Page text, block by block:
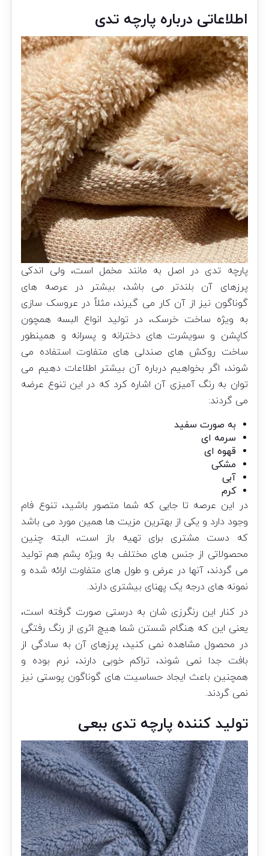
اطلاعاتی درباره پارچه تدی
پارچه تدی در اصل به مانند مخمل است، ولی اندکی
پرزهای آن بلندتر می باشد، بیشتر در عرصه های
گوناگون نیز از آن کار می گیرند، مثلاً در عروسک سازی
به ویژه ساخت خرسک، در تولید انواع البسه همچون
کاپشن و سویشرت های دخترانه و پسرانه و همینطور
ساخت روکش های صندلی های متفاوت استفاده می‌
شوند، اگر بخواهیم درباره آن بیشتر اطلاعات دهیم می
توان به رنگ آمیزی آن اشاره کرد که در این تنوع عرضه
می گردند:
به صورت سفید
سرمه ای
قهوه ای
مشکی
آبی
کرم
در این عرصه تا جایی که شما متصور باشید، تنوع فام‌
وجود دارد و یکی از بهترین‌ مزیت ها همین مورد می باشد
که دست مشتری برای تهیه باز است، البته چنین
محصولاتی از جنس های مختلف به ویژه پشم هم تولید
می گردند، آنها در عرض و طول های متفاوت ارائه شده و
نمونه‌ های درجه یک پهنای بیشتری دارند.
در کنار این رنگرزی شان‌ به درستی صورت گرفته است،
یعنی این که‌ هنگام شستن شما هیچ اثری از رنگ رفتگی
در محصول مشاهده نمی کنید، پرزهای آن به سادگی از
بافت جدا نمی شوند، تراکم خوبی دارند، نرم بوده و
همچنین باعث ایجاد حساسیت های گوناگون پوستی نیز
نمی گردند.
تولید کننده پارچه تدی ببعی